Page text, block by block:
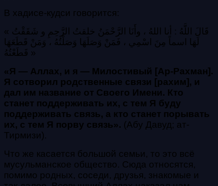
В хадисе-кудси говорится:
« قَالَ اللَّهُ : أنا اللهُ ، وأَنَا الرَّحْمَنُ خلقتُ الرَّحِمِ و شَقَقْتُ
لَهَا اسماً مِنَ اسْمِي ، فَمَنْ وَصَلَهَا وَصَلْتُهُ ، وَمَنْ قَطَعَهَا
قَطَعْتُهُ »
«Я — Аллах, и я — Милостивый [Ар-Рахман].
Я сотворил родственные связи [рахим], и
дал им название от Своего Имени. Кто
станет поддерживать их, с тем Я буду
поддерживать связь, а кто станет порывать
их, с тем Я порву связь». (Абу Давуд; ат-
Тирмизи).
Что же касается большой семьи, то это всё
мусульманское общество. Сюда относятся,
помимо родных, соседи, друзья, знакомые и